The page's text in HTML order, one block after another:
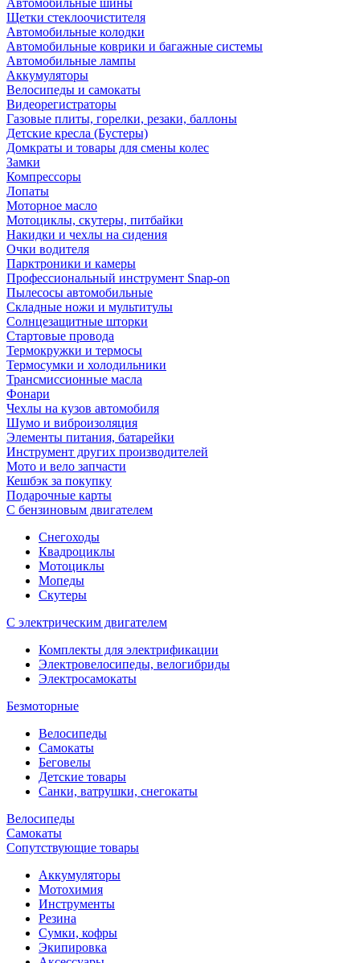
Автомобильные шины
Щетки стеклоочистителя
Автомобильные колодки
Автомобильные коврики и багажные системы
Автомобильные лампы
Аккумуляторы
Велосипеды и самокаты
Видеорегистраторы
Газовые плиты, горелки, резаки, баллоны
Детские кресла (Бустеры)
Домкраты и товары для смены колес
Замки
Компрессоры
Лопаты
Моторное масло
Мотоциклы, скутеры, питбайки
Накидки и чехлы на сидения
Очки водителя
Парктроники и камеры
Профессиональный инструмент Snap-on
Пылесосы автомобильные
Складные ножи и мультитулы
Солнцезащитные шторки
Стартовые провода
Термокружки и термосы
Термосумки и холодильники
Трансмиссионные масла
Фонари
Чехлы на кузов автомобиля
Шумо и виброизоляция
Элементы питания, батарейки
Инструмент других производителей
Мото и вело запчасти
Кешбэк за покупку
Подарочные карты
С бензиновым двигателем
Снегоходы
Квадроциклы
Мотоциклы
Мопеды
Скутеры
С электрическим двигателем
Комплекты для электрификации
Электровелосипеды, велогибриды
Электросамокаты
Безмоторные
Велосипеды
Самокаты
Беговелы
Детские товары
Санки, ватрушки, снегокаты
Велосипеды
Самокаты
Сопутствующие товары
Аккумуляторы
Мотохимия
Инструменты
Резина
Сумки, кофры
Экипировка